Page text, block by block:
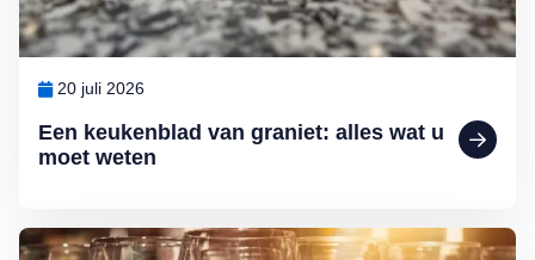
Een keukenblad van graniet: alles wat u
moet weten
20 juli 2026
Lees meer over Glazen die glanzen: glaswerk schoonmaken doet u